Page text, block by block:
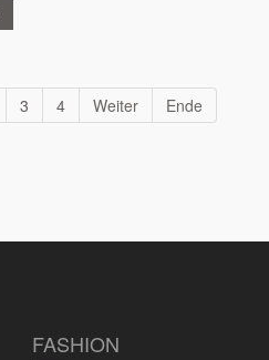
3 4 Weiter Ende
FASHION